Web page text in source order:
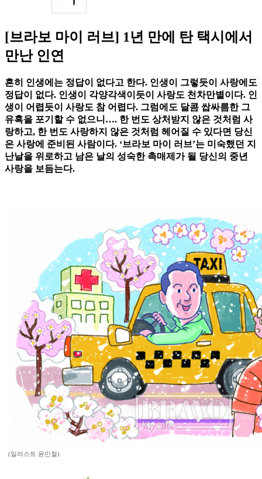
[브라보 마이 러브] 1년 만에 탄 택시에서
만난 인연
흔히 인생에는 정답이 없다고 한다. 인생이 그렇듯이 사랑에도
정답이 없다. 인생이 각양각색이듯이 사랑도 천차만별이다. 인
생이 어렵듯이 사랑도 참 어렵다. 그럼에도 달콤 쌉싸름한 그
유혹을 포기할 수 없으니…. 한 번도 상처받지 않은 것처럼 사
랑하고, 한 번도 사랑하지 않은 것처럼 헤어질 수 있다면 당신
은 사랑에 준비된 사람이다. ‘브라보 마이 러브’는 미숙했던 지
난날을 위로하고 남은 날의 성숙한 촉매제가 될 당신의 중년
사랑을 보듬는다.
(일러스트 윤민철)